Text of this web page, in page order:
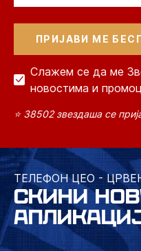
Слажем се да ме
новостима и
⭐ 38502 звездаша се
ТЕЛЕФОН ЦЕО -
СКИНИ